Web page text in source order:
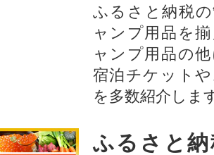
ふるさと納税
ャンプ用品を
ャンプ用品の
宿泊チケット
を多数紹介しま
ふるさと